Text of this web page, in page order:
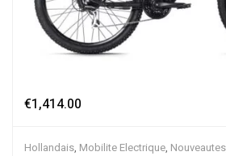
€1,414.00
Hollandais, Mobilite Electrique, Nouveautes